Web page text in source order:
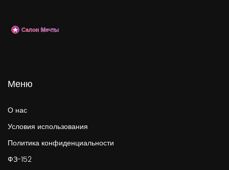
Меню
О нас
Условия использования
Политика конфиденциальности
ФЗ-152